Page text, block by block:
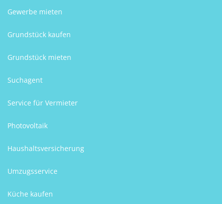
Gewerbe mieten
Grundstück kaufen
Grundstück mieten
Suchagent
Service für Vermieter
Photovoltaik
Haushaltsversicherung
Umzugsservice
Küche kaufen